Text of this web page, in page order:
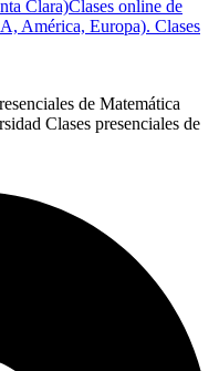
Clara)Clases online de
América, Europa). Clases
de Matemática
Clases presenciales de